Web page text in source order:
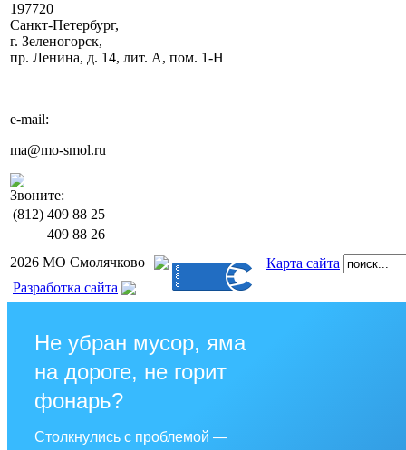
197720
Санкт-Петербург,
г. Зеленогорск,
пр. Ленина, д. 14, лит. А, пом. 1-Н
e-mail:
ma@mo-smol.ru
Звоните:
(812) 409 88 25
409 88 26
2026 МО Смолячково
Карта сайта
Разработка сайта
Не убран мусор, яма
на дороге, не горит
фонарь?
Столкнулись с проблемой —